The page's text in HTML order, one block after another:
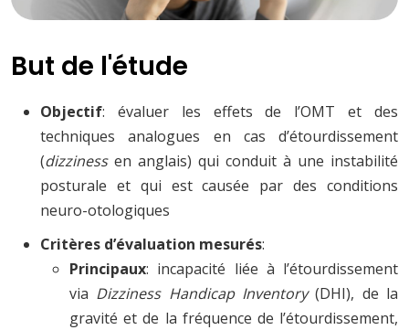
But de l'étude
Objectif: évaluer les effets de l’OMT et des
techniques analogues en cas d’étourdissement
(dizzinessen anglais) qui conduit à une instabilité
posturale et qui est causée par des conditions
neuro-otologiques
Critères d’évaluation mesurés:
Principaux: incapacité liée à l’étourdissement
via Dizziness Handicap Inventory(DHI), de la
gravité et de la fréquence de l’étourdissement,